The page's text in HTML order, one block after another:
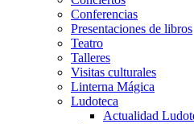
Conferencias
Presentaciones de libros
Teatro
Talleres
Visitas culturales
Linterna Mágica
Ludoteca
Actualidad